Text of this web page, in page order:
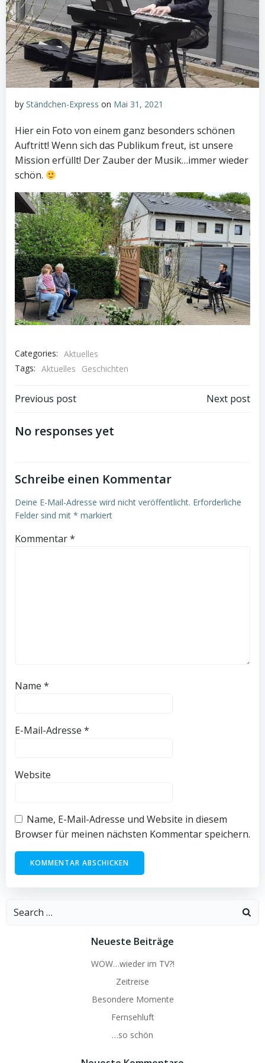
by Ständchen-Express on Mai 31, 2021
Hier ein Foto von einem ganz besonders schönen
Auftritt! Wenn sich das Publikum freut, ist unsere
Mission erfüllt! Der Zauber der Musik…immer wieder
schön.
Categories: Aktuelles
Tags: Aktuelles Geschichten
Beitragsnavigation
Previous post Next post
No responses yet
Schreibe einen Kommentar
Deine E-Mail-Adresse wird nicht veröffentlicht. Erforderliche
Felder sind mit * markiert
Kommentar*
Name *
E-Mail-Adresse *
Website
Name, E-Mail-Adresse und Website in diesem
Browser für meinen nächsten Kommentar speichern.
Search
Neueste Beiträge
WOW…wieder im TV?!
Zeitreise
Besondere Momente
Fernsehluft
…so schön